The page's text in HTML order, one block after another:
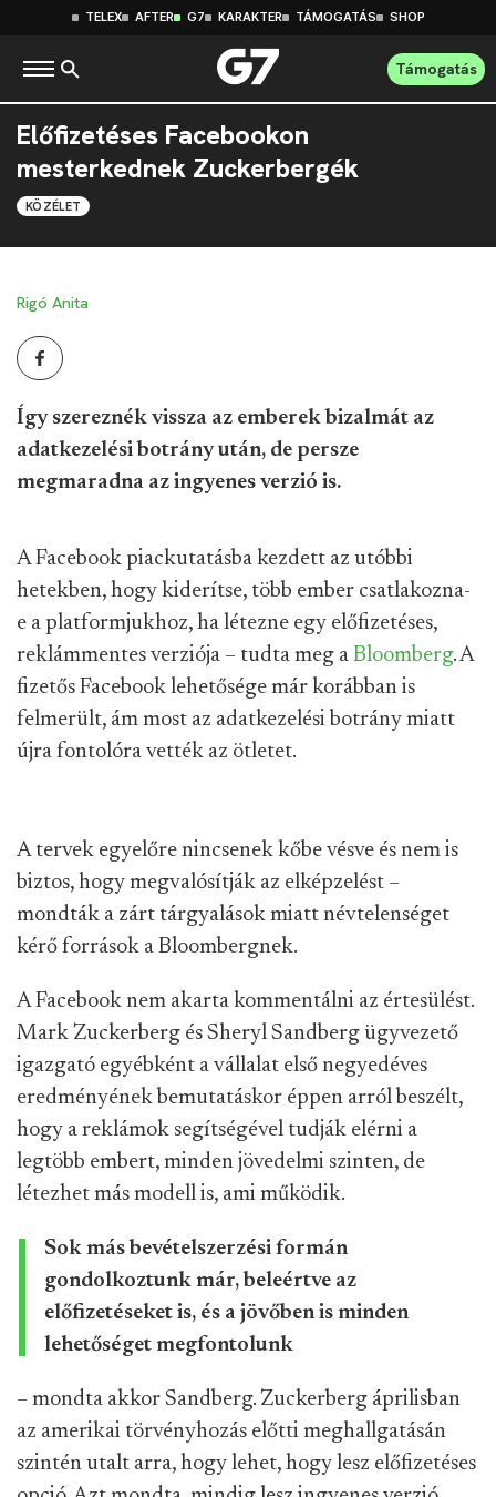
TELEX AFTER G7 KARAKTER TÁMOGATÁS SHOP
Támogatás
Előfizetéses Facebookon
mesterkednek Zuckerbergék
KÖZÉLET
Rigó Anita
Így szereznék vissza az emberek bizalmát az
adatkezelési botrány után, de persze
megmaradna az ingyenes verzió is.
A Facebook piackutatásba kezdett az utóbbi
hetekben, hogy kiderítse, több ember csatlakozna-
e a platformjukhoz, ha létezne egy előfizetéses,
reklámmentes verziója – tudta meg a Bloomberg. A
fizetős Facebook lehetősége már korábban is
felmerült, ám most az adatkezelési botrány miatt
újra fontolóra vették az ötletet.
A tervek egyelőre nincsenek kőbe vésve és nem is
biztos, hogy megvalósítják az elképzelést –
mondták a zárt tárgyalások miatt névtelenséget
kérő források a Bloombergnek.
A Facebook nem akarta kommentálni az értesülést.
Mark Zuckerberg és Sheryl Sandberg ügyvezető
igazgató egyébként a vállalat első negyedéves
eredményének bemutatáskor éppen arról beszélt,
hogy a reklámok segítségével tudják elérni a
legtöbb embert, minden jövedelmi szinten, de
létezhet más modell is, ami működik.
Sok más bevételszerzési formán
gondolkoztunk már, beleértve az
előfizetéseket is, és a jövőben is minden
lehetőséget megfontolunk
– mondta akkor Sandberg. Zuckerberg áprilisban
az amerikai törvényhozás előtti meghallgatásán
szintén utalt arra, hogy lehet, hogy lesz előfizetéses